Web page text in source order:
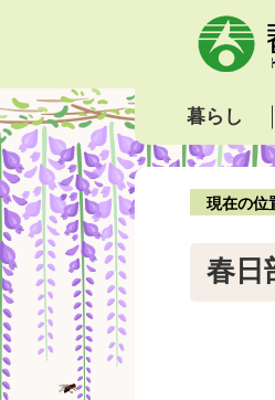
暮らし
現在の位
春日